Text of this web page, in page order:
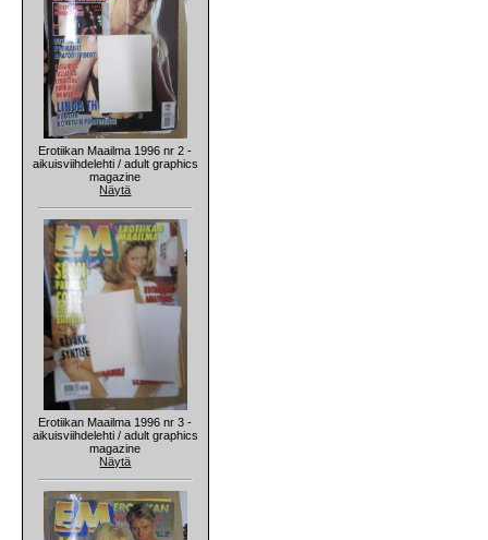
Erotiikan Maailma 1996 nr 2 -
aikuisviihdelehti / adult graphics
magazine
Näytä
Erotiikan Maailma 1996 nr 3 -
aikuisviihdelehti / adult graphics
magazine
Näytä